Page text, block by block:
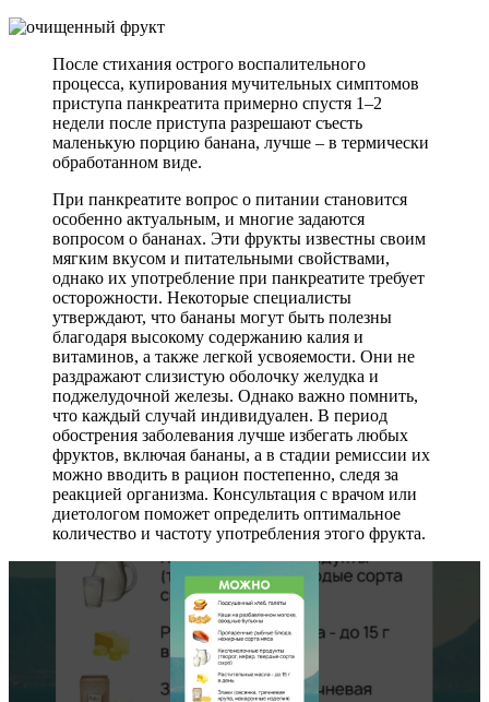
После стихания острого воспалительного
процесса, купирования мучительных симптомов
приступа панкреатита примерно спустя 1–2
недели после приступа разрешают съесть
маленькую порцию банана, лучше – в термически
обработанном виде.
При панкреатите вопрос о питании становится
особенно актуальным, и многие задаются
вопросом о бананах. Эти фрукты известны своим
мягким вкусом и питательными свойствами,
однако их употребление при панкреатите требует
осторожности. Некоторые специалисты
утверждают, что бананы могут быть полезны
благодаря высокому содержанию калия и
витаминов, а также легкой усвояемости. Они не
раздражают слизистую оболочку желудка и
поджелудочной железы. Однако важно помнить,
что каждый случай индивидуален. В период
обострения заболевания лучше избегать любых
фруктов, включая бананы, а в стадии ремиссии их
можно вводить в рацион постепенно, следя за
реакцией организма. Консультация с врачом или
диетологом поможет определить оптимальное
количество и частоту употребления этого фрукта.